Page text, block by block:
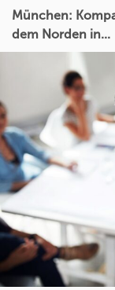
München:
dem Norden in...